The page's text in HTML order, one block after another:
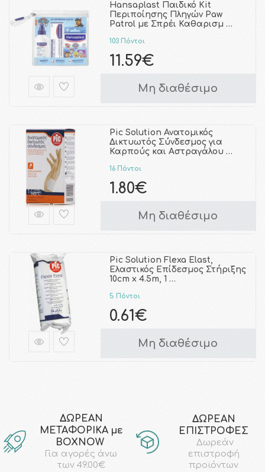
Hansaplast Παιδικό Kit
Περιποίησης Πληγών Paw
Patrol με Σπρέι Καθαρισμ …
103 Πόντοι
11.59€
Μη διαθέσιμο
Pic Solution Ανατομικός
Δικτυωτός Σύνδεσμος για
Καρπούς και Αστραγάλου …
16 Πόντοι
1.80€
Μη διαθέσιμο
Pic Solution Flexa Elast,
Ελαστικός Επίδεσμος Στήριξης
10cm x 4.5m, 1 …
5 Πόντοι
0.61€
Μη διαθέσιμο
ΔΩΡΕΑΝ
ΜΕΤΑΦΟΡΙΚΑ με
ΒΟΧΝΟW
Για αγορές άνω
των 49.00€
ΔΩΡΕΑΝ
ΕΠΙΣΤΡΟΦΕΣ
Δωρεάν
επιστροφή
προϊόντων